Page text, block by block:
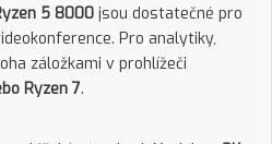
5 8000 jsou dostatečné pro
Pro analytiky,
záložkami v prohlížeči
Ryzen 7.